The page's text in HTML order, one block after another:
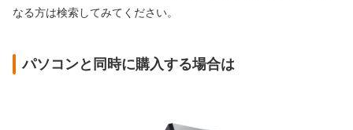
なる方は検索してみてください。
パソコンと同時に購入する場合は